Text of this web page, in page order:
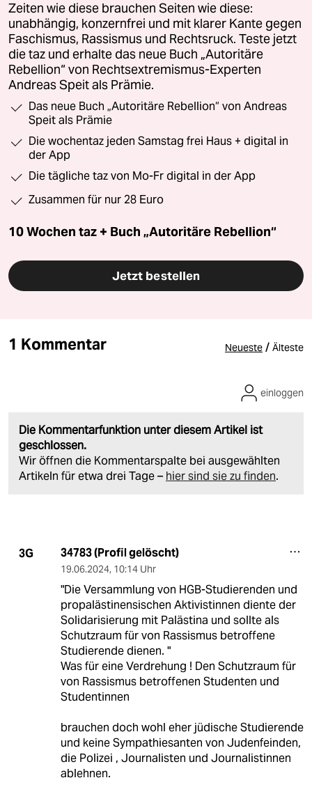
Zeiten wie diese brauchen Seiten wie diese:
unabhängig, konzernfrei und mit klarer Kante gegen
Faschismus, Rassismus und Rechtsruck. Teste jetzt
die taz und erhalte das neue Buch „Autoritäre
Rebellion“ von Rechtsextremismus-Experten
Andreas Speit als Prämie.
Das neue Buch „Autoritäre Rebellion“ von Andreas
Speit als Prämie
Die wochentaz jeden Samstag frei Haus + digital in
der App
Die tägliche taz von Mo-Fr digital in der App
Zusammen für nur 28 Euro
10 Wochen taz + Buch „Autoritäre Rebellion“
Jetzt bestellen
1 Kommentar Neueste / Älteste
Die Kommentarfunktion unter diesem Artikel ist
geschlossen.
Wir öffnen die Kommentarspalte bei ausgewählten
Artikeln für etwa drei Tage – hier sind sie zu finden.
einloggen
3G 34783 (Profil gelöscht)
19.06.2024, 10:14 Uhr
"Die Versammlung von HGB-Studierenden und
propalästinensischen Aktivistinnen diente der
Solidarisierung mit Palästina und sollte als
Schutzraum für von Rassismus betroffene
Studierende dienen. "
Was für eine Verdrehung ! Den Schutzraum für
von Rassismus betroffenen Studenten und
Studentinnen
brauchen doch wohl eher jüdische Studierende
und keine Sympathiesanten von Judenfeinden,
die Polizei , Journalisten und Journalistinnen
ablehnen.